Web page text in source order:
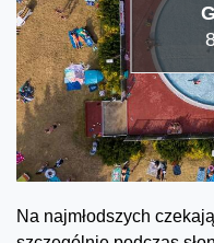
Na najmłodszych